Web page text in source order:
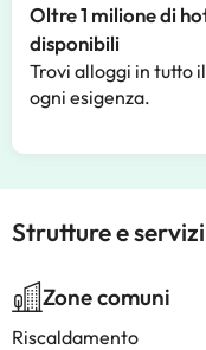
Oltre 1 milione di
disponibili
Trovi alloggi in tutto
ogni esigenza.
Strutture e servizi
Zone comuni
Riscaldamento